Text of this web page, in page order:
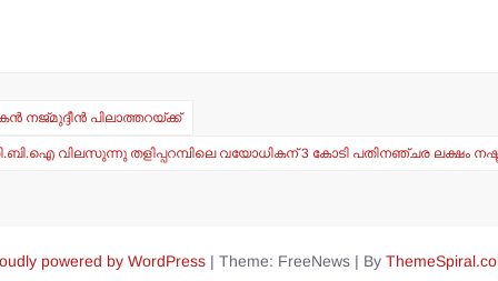
പിലാത്തറയ്ക്ക്
വിലസുന്നു തളിപ്പറമ്പിലെ വയോധികന് 3 കോടി പതിനഞ്ചര ലക്ഷം
powered by WordPress | Theme: FreeNews | By